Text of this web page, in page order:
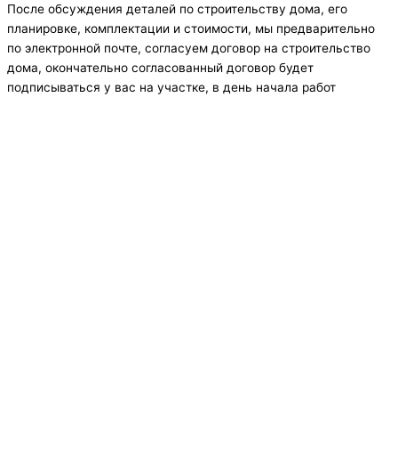
После обсуждения деталей по строительству дома, его
планировке, комплектации и стоимости, мы предварительно
по электронной почте, согласуем договор на строительство
дома, окончательно согласованный договор будет
подписываться у вас на участке, в день начала работ